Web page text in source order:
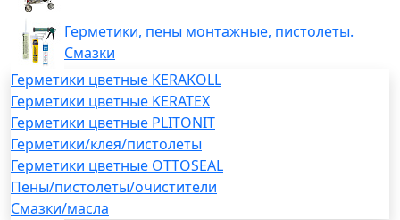
Герметики, пены монтажные, пистолеты.
Смазки
Герметики цветные KERAKOLL
Герметики цветные KERATEX
Герметики цветные PLITONIT
Герметики/клея/пистолеты
Герметики цветные OTTOSEAL
Пены/пистолеты/очистители
Смазки/масла